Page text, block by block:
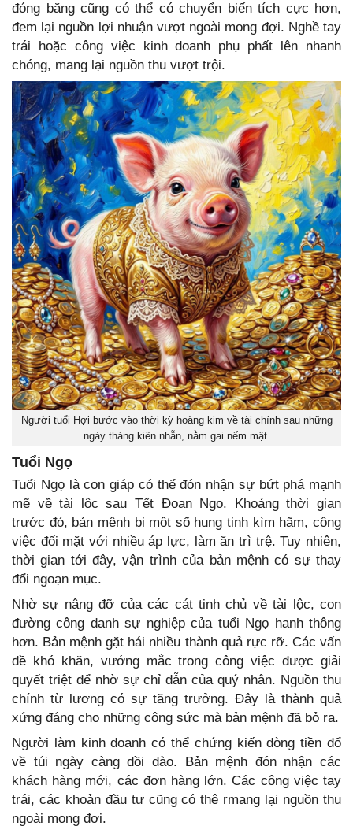
đóng băng cũng có thể có chuyển biến tích cực hơn,
đem lại nguồn lợi nhuận vượt ngoài mong đợi. Nghề tay
trái hoặc công việc kinh doanh phụ phất lên nhanh
chóng, mang lại nguồn thu vượt trội.
Người tuổi Hợi bước vào thời kỳ hoàng kim về tài chính sau những
ngày tháng kiên nhẫn, nằm gai nếm mật.
Tuổi Ngọ
Tuổi Ngọ là con giáp có thể đón nhận sự bứt phá mạnh
mẽ về tài lộc sau Tết Đoan Ngọ. Khoảng thời gian
trước đó, bản mệnh bị một số hung tinh kìm hãm, công
việc đối mặt với nhiều áp lực, làm ăn trì trệ. Tuy nhiên,
thời gian tới đây, vận trình của bản mệnh có sự thay
đổi ngoạn mục.
Nhờ sự nâng đỡ của các cát tinh chủ về tài lộc, con
đường công danh sự nghiệp của tuổi Ngọ hanh thông
hơn. Bản mệnh gặt hái nhiều thành quả rực rỡ. Các vấn
đề khó khăn, vướng mắc trong công việc được giải
quyết triệt để nhờ sự chỉ dẫn của quý nhân. Nguồn thu
chính từ lương có sự tăng trưởng. Đây là thành quả
xứng đáng cho những công sức mà bản mệnh đã bỏ ra.
Người làm kinh doanh có thể chứng kiến dòng tiền đổ
về túi ngày càng dồi dào. Bản mệnh đón nhận các
khách hàng mới, các đơn hàng lớn. Các công việc tay
trái, các khoản đầu tư cũng có thê rmang lại nguồn thu
ngoài mong đợi.